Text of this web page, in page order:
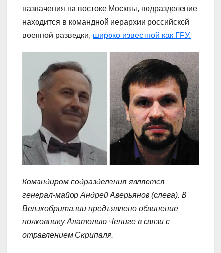
назначения на востоке Москвы, подразделение
находится в командной иерархии российской
военной разведки, широко известной как ГРУ.
Командиром подразделения является
генерал-майор Андрей Аверьянов (слева). В
Великобритании предъявлено обвинение
полковнику Анатолию Чепиге в связи с
отравлением Скрипаля.